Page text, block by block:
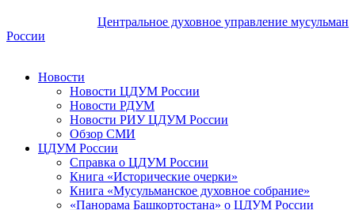
Центральное духовное управление мусульман
России
Новости
Новости ЦДУМ России
Новости РДУМ
Новости РИУ ЦДУМ России
Обзор СМИ
ЦДУМ России
Справка о ЦДУМ России
Книга «Исторические очерки»
Книга «Мусульманское духовное собрание»
«Панорама Башкортостана» о ЦДУМ России